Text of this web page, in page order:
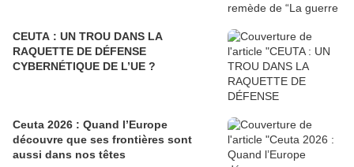
CEUTA : UN TROU DANS LA
RAQUETTE DE DÉFENSE
CYBERNÉTIQUE DE L’UE ?
Ceuta 2026 : Quand l’Europe
découvre que ses frontières sont
aussi dans nos têtes